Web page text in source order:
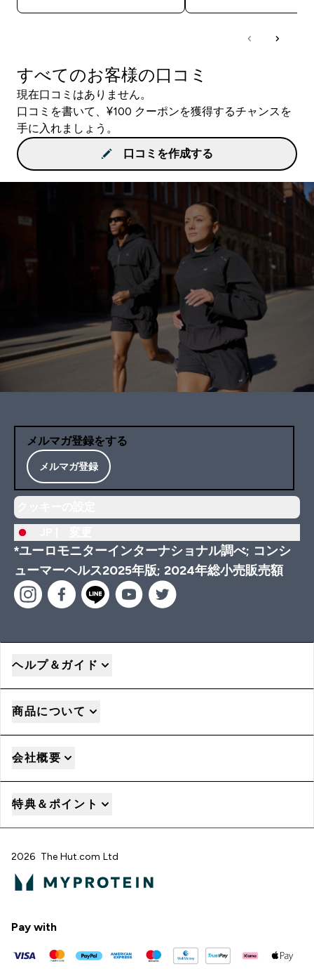
すべてのお客様の口コミ
現在口コミはありません。
口コミを書いて、¥100 クーポンを獲得するチャンスを
手に入れましょう。
口コミを作成する
メルマガ登録をする
メルマガ登録
*ユーロモニターインターナショナル調べ; コンシ
ューマーヘルス2025年版; 2024年総小売販売額
ヘルプ＆ガイド
商品について
会社概要
特典＆ポイント
2026 The Hut.com Ltd
Pay with